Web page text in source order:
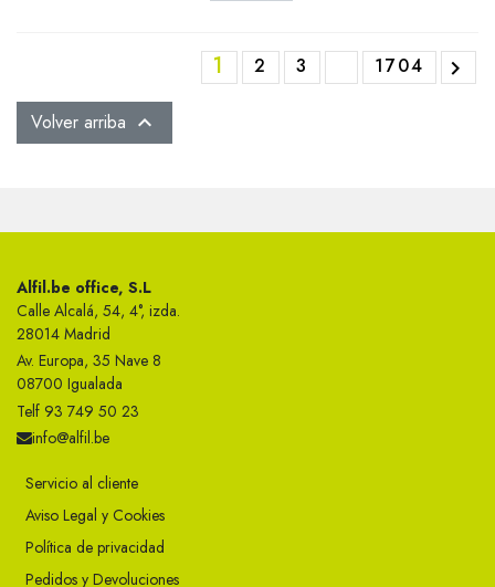
1 2 3 1704 
Volver arriba 
Alfil.be office, S.L
Calle Alcalá, 54, 4°, izda.
28014 Madrid
Av. Europa, 35 Nave 8
08700 Igualada
Telf 93 749 50 23
info@alfil.be
Servicio al cliente
Aviso Legal y Cookies
Política de privacidad
Pedidos y Devoluciones